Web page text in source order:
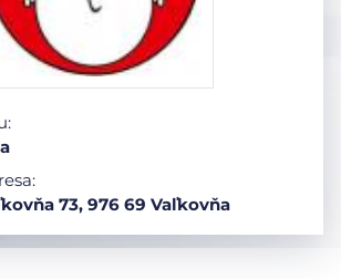
73, 976 69 Vaľkovňa